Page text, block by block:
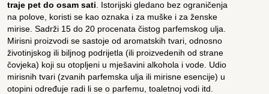
traje pet do osam sati . Istorijski gledano bez ograničenja
na polove, koristi se kao oznaka i za muške i za ženske
mirise. Sadrži 15 do 20 procenata čistog parfemskog ulja.
Mirisni proizvodi se sastoje od aromatskih tvari, odnosno
životinjskog ili biljnog podrijetla (ili proizvedenih od strane
čovjeka) koji su otopljeni u mješavini alkohola i vode. Udio
mirisnih tvari (zvanih parfemska ulja ili mirisne esencije) u
otopini određuje radi li se o parfemu, toaletnoj vodi itd.